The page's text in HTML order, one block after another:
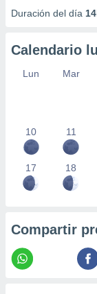
Duración del día
Calendario
Lun Mar
10 11
17 18
Compartir